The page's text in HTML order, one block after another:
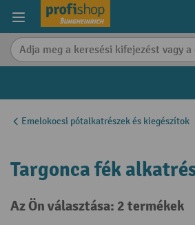
content
Emelokocsi pótalkatrészek és kiegészítok
Targonca fék
Az Ön választása: 2 termékek